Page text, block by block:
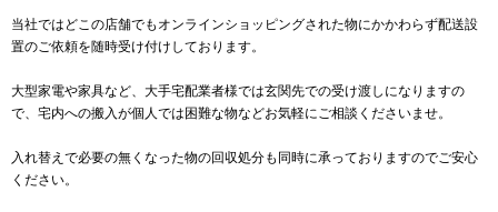
当社ではどこの店舗でもオンラインショッピングされた物にかかわらず配送設
置のご依頼を随時受け付けしております。
大型家電や家具など、大手宅配業者様では玄関先での受け渡しになりますの
で、宅内への搬入が個人では困難な物などお気軽にご相談くださいませ。
入れ替えで必要の無くなった物の回収処分も同時に承っておりますのでご安心
ください。